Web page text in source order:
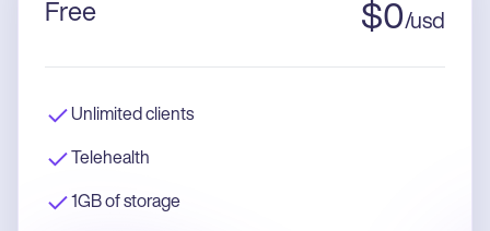
Free $0/usd
Unlimited clients
Telehealth
1GB of storage